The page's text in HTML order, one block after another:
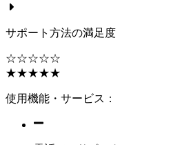
サポート方法の満足度
☆☆☆☆☆
★★★★★
使用機能・サービス：